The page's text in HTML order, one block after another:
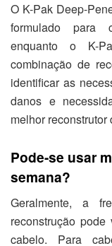
O K-Pak Deep-
formulado para
enquanto o K-
combinação de
identificar as
danos e
melhor
Pode-se usar
semana?
Geralmente, a
reconstrução
cabelo. Para